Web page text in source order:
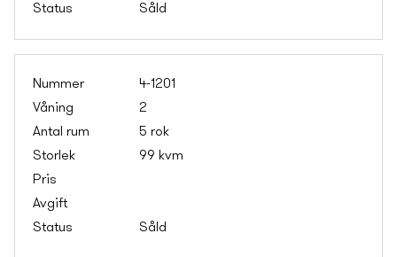
Såld
4-1201
2
5 rok
99 kvm
Såld